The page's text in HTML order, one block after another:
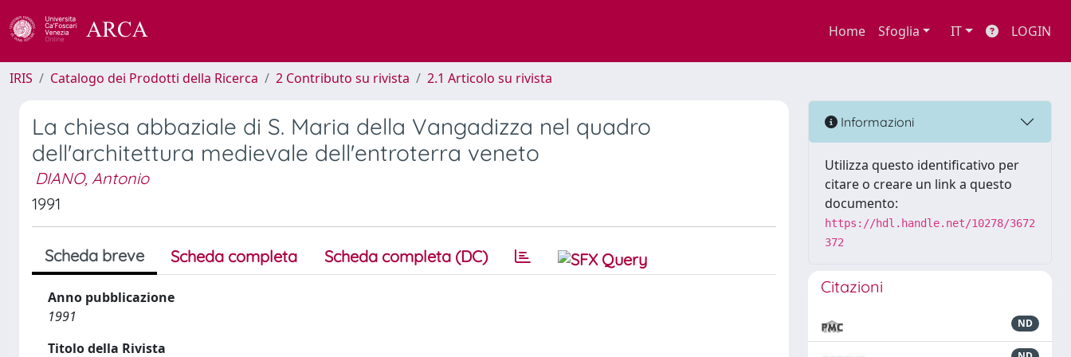
Home Sfoglia IT LOGIN
IRIS Catalogo dei Prodotti della Ricerca 2 Contributo su rivista 2.1 Articolo su rivista
La chiesa abbaziale di S. Maria della Vangadizza nel quadro
dell'architettura medievale dell'entroterra veneto
DIANO, Antonio
1991
Scheda breve Scheda completa Scheda completa (DC)
Anno pubblicazione
1991
Titolo della Rivista
Informazioni
Utilizza questo identificativo per
citare o creare un link a questo
documento:
https://hdl.handle.net/10278/3672
372
Citazioni
ND